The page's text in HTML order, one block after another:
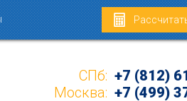
СПб: +7 (812)
Москва: +7 (499)